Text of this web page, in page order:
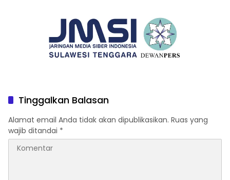
Tinggalkan Balasan
Alamat email Anda tidak akan dipublikasikan. Ruas yang
wajib ditandai *